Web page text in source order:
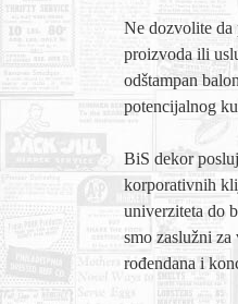
Shopping
Sve za venčanje
Sve za decu
Gastronomija
Sport i rekreacija
Zdravlje i medicina
Ne dozvolite da
proizvoda ili
odštampan
potencijalnog
BiS dekor
korporativnih
univerziteta do
smo zaslužni
rođendana i